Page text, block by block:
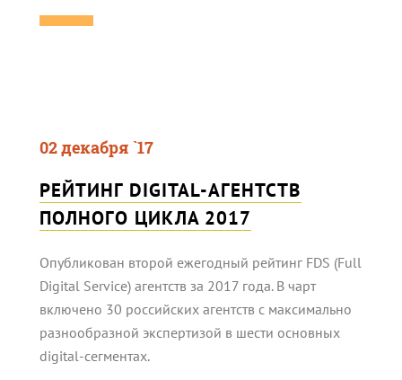
02 декабря `17
РЕЙТИНГ DIGITAL-АГЕНТСТВ
ПОЛНОГО ЦИКЛА 2017
Опубликован второй ежегодный рейтинг FDS (Full
Digital Service) агентств за 2017 года. В чарт
включено 30 российских агентств с максимально
разнообразной экспертизой в шести основных
digital-сегментах.